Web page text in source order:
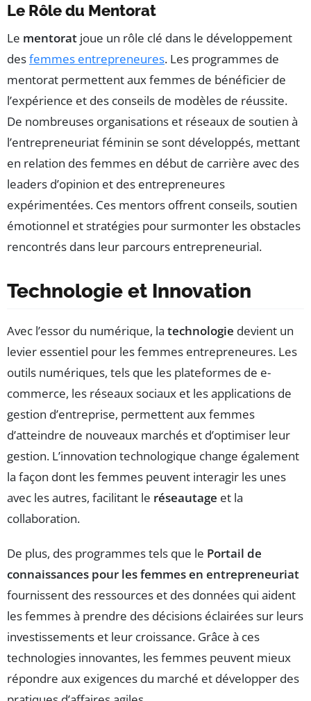
Le Rôle du Mentorat
Le mentorat joue un rôle clé dans le développement
desfemmes entrepreneures. Les programmes de
mentorat permettent aux femmes de bénéficier de
l’expérience et des conseils de modèles de réussite.
De nombreuses organisations et réseaux de soutien à
l’entrepreneuriat féminin se sont développés, mettant
en relation des femmes en début de carrière avec des
leaders d’opinion et des entrepreneures
expérimentées. Ces mentors offrent conseils, soutien
émotionnel et stratégies pour surmonter les obstacles
rencontrés dans leur parcours entrepreneurial.
Technologie et Innovation
Avec l’essor du numérique, la technologie devient un
levier essentiel pour les femmes entrepreneures. Les
outils numériques, tels que les plateformes de e-
commerce, les réseaux sociaux et les applications de
gestion d’entreprise, permettent aux femmes
d’atteindre de nouveaux marchés et d’optimiser leur
gestion. L’innovation technologique change également
la façon dont les femmes peuvent interagir les unes
avec les autres, facilitant le réseautage et la
collaboration.
De plus, des programmes tels que le Portail de
connaissances pour les femmes en entrepreneuriat
fournissent des ressources et des données qui aident
les femmes à prendre des décisions éclairées sur leurs
investissements et leur croissance. Grâce à ces
technologies innovantes, les femmes peuvent mieux
répondre aux exigences du marché et développer des